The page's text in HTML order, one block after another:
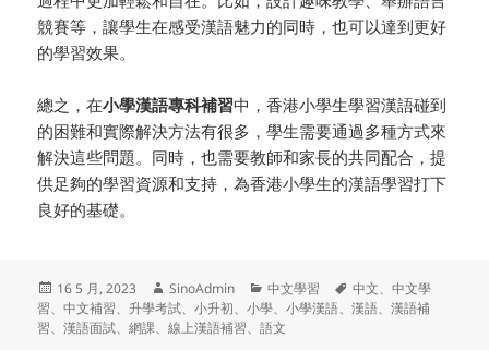
競賽等，讓學生在感受漢語魅力的同時，也可以達到更好
的學習效果。
總之，在小學漢語專科補習中，香港小學生學習漢語碰到
的困難和實際解決方法有很多，學生需要通過多種方式來
解決這些問題。同時，也需要教師和家長的共同配合，提
供足夠的學習資源和支持，為香港小學生的漢語學習打下
良好的基礎。
发
布
于
16 5 月, 2023
作
者
SinoAdmin
分
类
中文學習
标
签
中文、中文學
習、中文補習、升學考試、小升初、小學、小學漢語、漢語、漢語補
習、漢語面試、網課、線上漢語補習、語文